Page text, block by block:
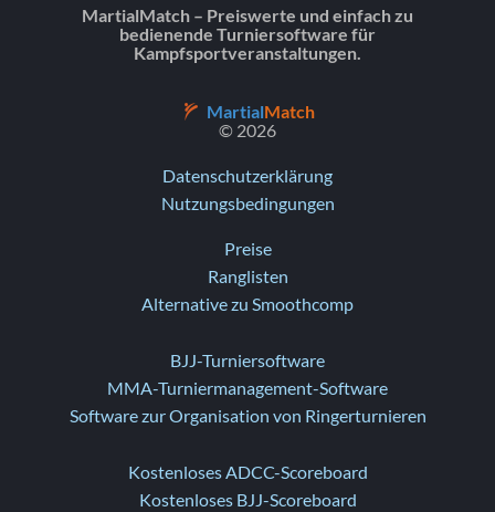
MartialMatch – Preiswerte und einfach zu
bedienende Turniersoftware für
Kampfsportveranstaltungen.
MartialMatch
© 2026
Datenschutzerklärung
Nutzungsbedingungen
Preise
Ranglisten
Alternative zu Smoothcomp
BJJ-Turniersoftware
MMA-Turniermanagement-Software
Software zur Organisation von Ringerturnieren
Kostenloses ADCC-Scoreboard
Kostenloses BJJ-Scoreboard